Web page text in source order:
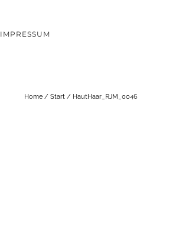
IMPRESSUM
Home / Start / HautHaar_RJM_0046